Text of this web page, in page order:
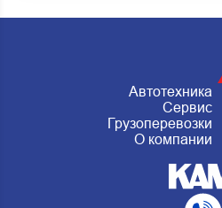
Автотехника
Сервис
Грузоперевозки
О компании